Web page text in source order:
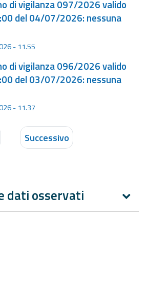
di vigilanza 097/2026 valido
del 04/07/2026: nessuna
- 11.55
di vigilanza 096/2026 valido
del 03/07/2026: nessuna
- 11.37
Successivo
dati osservati